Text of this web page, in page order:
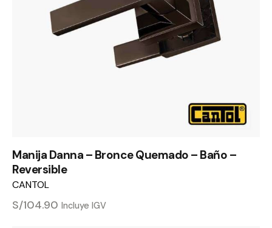
Manija Danna – Bronce Quemado – Baño –
Reversible
CANTOL
S/104.90 Incluye IGV